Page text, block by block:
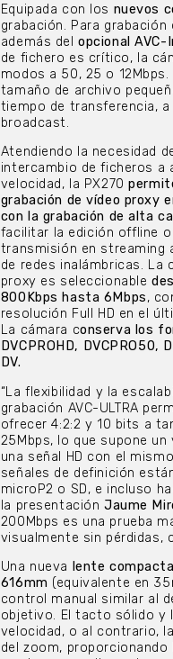
Equipada con los nuevos
grabación. Para
además delopcional
de fichero es crítico, la
modos a 50, 25 o 12Mbps.
tamaño de archivo
tiempo de transferencia,
broadcast.
Atendiendo la necesidad
intercambio de ficheros a
velocidad, la PX270
grabación de vídeo proxy
con la grabación de alta
facilitar la edición offline o
transmisión en streaming
de redes inalámbricas. La
proxy es seleccionable
800Kbps hasta 6Mbps,
resolución Full HD en el
La cámara conserva los
DVCPROHD, DVCPRO50,
DV.
“La flexibilidad y la
grabación AVC-ULTRA
ofrecer 4:2:2 y 10 bits a
25Mbps, lo que supone
una señal HD con el
señales de definición
microP2 o SD, e incluso
la presentaciónJaume
200Mbps es una prueba
visualmente sin pérdidas,
Una nueva lente
616mm (equivalente en
control manual similar al
objetivo. El tacto sólido y
velocidad, o al contrario,
del zoom,